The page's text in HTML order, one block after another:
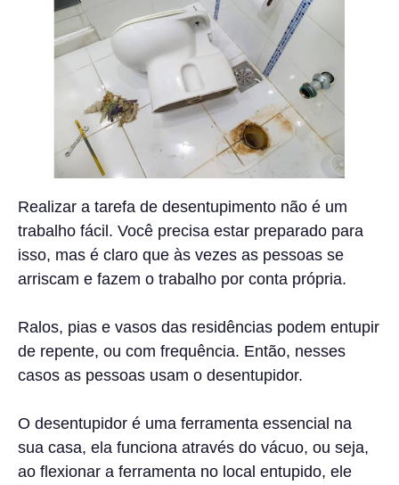
Realizar a tarefa de desentupimento não é um
trabalho fácil. Você precisa estar preparado para
isso, mas é claro que às vezes as pessoas se
arriscam e fazem o trabalho por conta própria.
Ralos, pias e vasos das residências podem entupir
de repente, ou com frequência. Então, nesses
casos as pessoas usam o desentupidor.
O desentupidor é uma ferramenta essencial na
sua casa, ela funciona através do vácuo, ou seja,
ao flexionar a ferramenta no local entupido, ele